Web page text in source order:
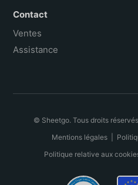
Contact
Ventes
Assistance
© Sheetgo. Tous droits
Mentions légales|
Politique relative aux